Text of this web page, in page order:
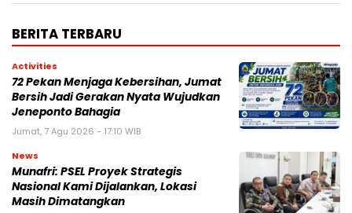
BERITA TERBARU
Activities
72 Pekan Menjaga Kebersihan, Jumat
Bersih Jadi Gerakan Nyata Wujudkan
Jeneponto Bahagia
Jumat, 7 Agu 2026 - 17:10 WIB
News
Munafri: PSEL Proyek Strategis
Nasional Kami Dijalankan, Lokasi
Masih Dimatangkan